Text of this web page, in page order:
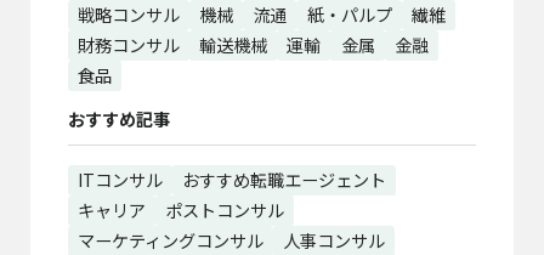
戦略コンサル
機械 流通 紙・パルプ
繊維
財務コンサル
輸送機械 運輸 金属
金融
食品
おすすめ記事
ITコンサル
おすすめ転職エージェント
キャリア
ポストコンサル
マーケティングコンサル
人事コンサル